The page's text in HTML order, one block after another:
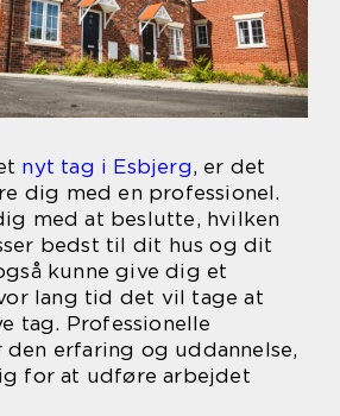
nyt tag i Esbjerg, er det
dig med en professionel.
med at beslutte, hvilken
bedst til dit hus og dit
kunne give dig et
lang tid det vil tage at
tag. Professionelle
erfaring og uddannelse,
for at udføre arbejdet